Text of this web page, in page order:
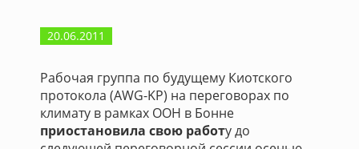
20.06.2011
Рабочая группа по будущему Киотского
протокола (AWG-KP) на переговорах по
климату в рамках ООН в Бонне
приостановила свою работу до